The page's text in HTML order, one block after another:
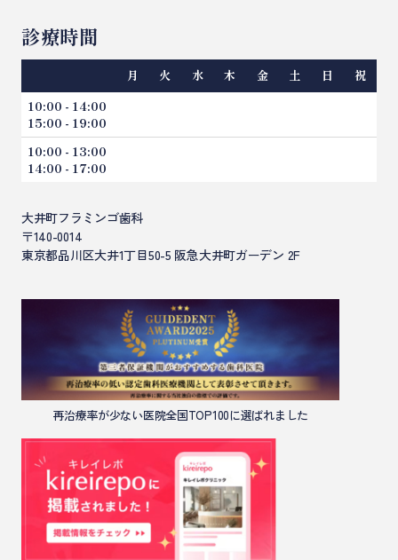
診療時間
月 火 水 木 金 土 日
祝
10:00 - 14:00
15:00 - 19:00
10:00 - 13:00
14:00 - 17:00
大井町フラミンゴ歯科
〒140-0014
東京都品川区大井1丁目50-5 阪急大井町ガーデン 2F
再治療率が少ない医院全国TOP100に選ばれました
ホワイトニング
虫歯治療
歯周病
小児歯科（こどもの歯科）
矯正歯科のコラム
一般歯科のコラム
セラミックやり直し相談集